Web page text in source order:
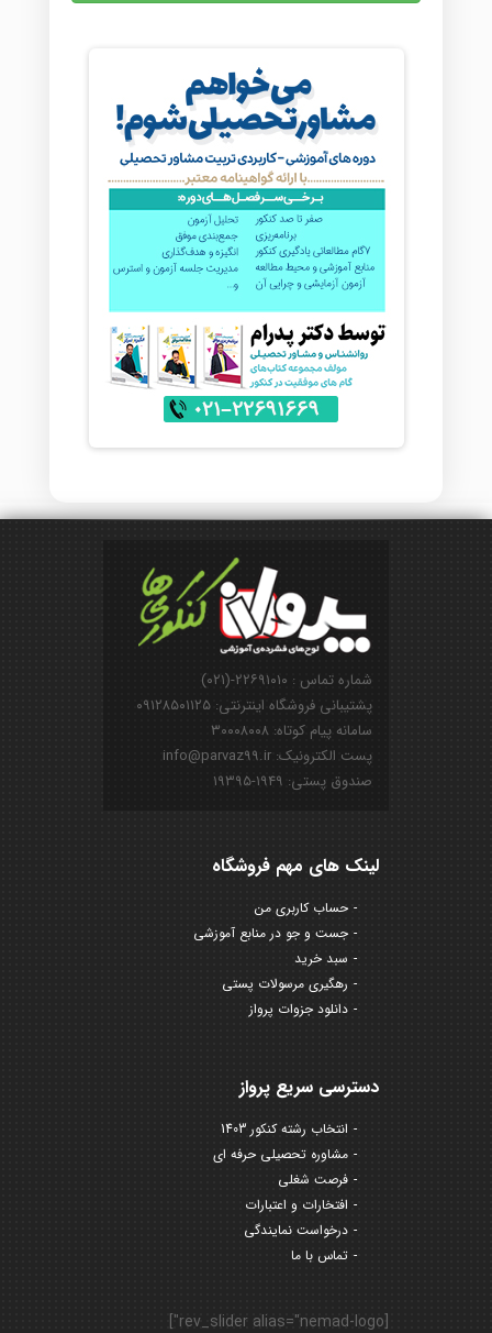
شماره تماس : ۲۲۶۹۱۰۱۰-(۰۲۱)
پشتیبانی فروشگاه اینترنتی: ۰۹۱۲۸۵۰۱۱۲۵
سامانه پیام کوتاه: ۳۰۰۰۸۰۰۸
پست الکترونیک: info@parvaz99.ir
صندوق پستی: ۱۹۴۹-۱۹۳۹۵
لینک های مهم فروشگاه
حساب کاربری من
جست و جو در منابع آموزشی
سبد خرید
رهگیری مرسولات پستی
دانلود جزوات پرواز
دسترسی سریع پرواز
انتخاب رشته کنکور 1403
مشاوره تحصیلی حرفه ای
فرصت شغلی
افتخارات و اعتبارات
درخواست نمایندگی
تماس با ما
[rev_slider alias="nemad-logo"]